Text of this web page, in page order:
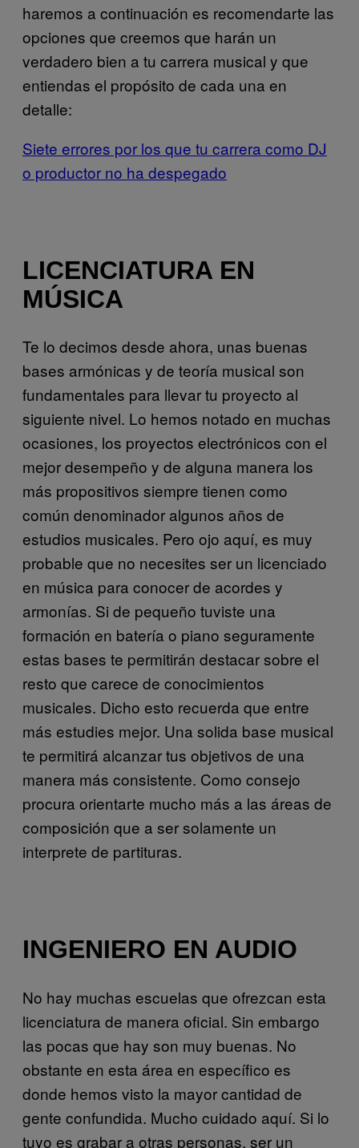
haremos a continuación es recomendarte las
opciones que creemos que harán un
verdadero bien a tu carrera musical y que
entiendas el propósito de cada una en
detalle:
Siete errores por los que tu carrera como DJ
o productor no ha despegado
LICENCIATURA EN
MÚSICA
Te lo decimos desde ahora, unas buenas
bases armónicas y de teoría musical son
fundamentales para llevar tu proyecto al
siguiente nivel. Lo hemos notado en muchas
ocasiones, los proyectos electrónicos con el
mejor desempeño y de alguna manera los
más propositivos siempre tienen como
común denominador algunos años de
estudios musicales. Pero ojo aquí, es muy
probable que no necesites ser un licenciado
en música para conocer de acordes y
armonías. Si de pequeño tuviste una
formación en batería o piano seguramente
estas bases te permitirán destacar sobre el
resto que carece de conocimientos
musicales. Dicho esto recuerda que entre
más estudies mejor. Una solida base musical
te permitirá alcanzar tus objetivos de una
manera más consistente. Como consejo
procura orientarte mucho más a las áreas de
composición que a ser solamente un
interprete de partituras.
INGENIERO EN AUDIO
No hay muchas escuelas que ofrezcan esta
licenciatura de manera oficial. Sin embargo
las pocas que hay son muy buenas. No
obstante en esta área en específico es
donde hemos visto la mayor cantidad de
gente confundida. Mucho cuidado aquí. Si lo
tuyo es grabar a otras personas, ser un